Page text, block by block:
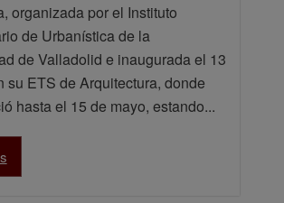
organizada por el Instituto
de Urbanística de la
de Valladolid e inaugurada el 13
su ETS de Arquitectura, donde
hasta el 15 de mayo, estando...